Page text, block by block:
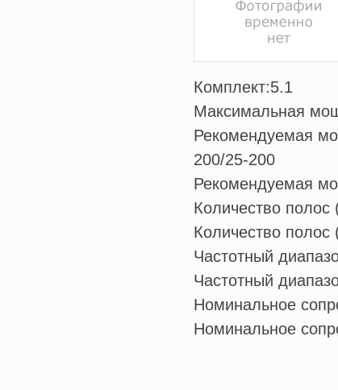
Комплект:5.1
Максимальная
Рекомендуемая
200/25-200
Рекомендуемая
Количество
Количество полос
Частотный
Частотный
Номинальное
Номинальное